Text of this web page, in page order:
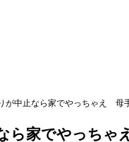
が中止なら家でやっちゃえ 母
ら家でやっち